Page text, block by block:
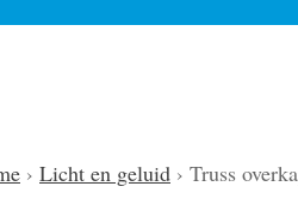
Licht en geluid Truss